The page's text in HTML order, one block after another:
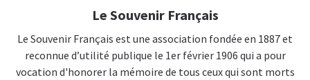
Le Souvenir Français
Le Souvenir Français est une association fondée en 1887 et
reconnue d’utilité publique le 1er février 1906 qui a pour
vocation d'honorer la mémoire de tous ceux qui sont morts